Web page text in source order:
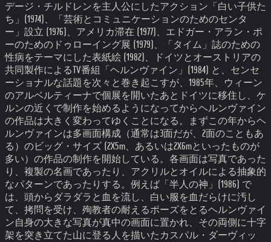
デージ・チルドレンを主人公にしたアクション「白い子供た
ち」(1974)、「芸術とコミュニケーションのためのセンタ
ー」設立 (1976)、アメリカ滞在 (1977)、エドガー・アラン・ポ
ーのためのドゥローイング展 (1979)、「タイム」誌のための
性病をテーマにした表紙絵 (1982)、ドイツとオーストリアの
共同製作によるTV番組「ヘルンヴァイン」(1984) と、センセ
ーショナルな話題を次々と巻き起こすが、1985年、ウィーン
のアルベルティーナで個展を開いたあとドイツに移住し、ケ
ルンの近くで制作を始めるようになってからヘルンヴァイン
の作品は大きく変わってゆくことになる。
まずこの年からヘ
ルンヴァインは多画面構成（通常は3面だが、2面のこともあ
る）のビッグ・サイズ (2X5m、あるいは2X6mといったものが
多い）の作品の制作を開始している。 各画面は写真であった
り、複製の名画であったり、アクリルとオイルによる抽象的
なパターンであったりする。 例えば「半人の神」(1986) で
は、頭からダラダラと血を流し、白い服を血だらけに汚し
て、拷問を受け、殉教者の耐えるポーズをとるヘルンヴァイ
ン自身の大きな写真が真中の画面に置かれ、その両側に十字
架を突き立てた山に登る人を描いたカスパル・ダーヴィッ